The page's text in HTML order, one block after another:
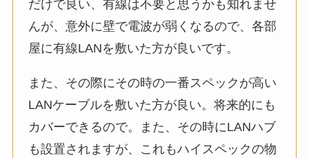
だけで良い、有線は不要と思うかも知れませ
んが、意外に壁で電波が弱くなるので、各部
屋に有線LANを敷いた方が良いです。
また、その際にその時の一番スペックが高い
LANケーブルを敷いた方が良い。将来的にも
カバーできるので。また、その時にLANハブ
も設置されますが、これもハイスペックの物